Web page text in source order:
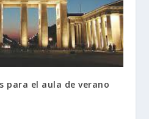
para el aula de verano